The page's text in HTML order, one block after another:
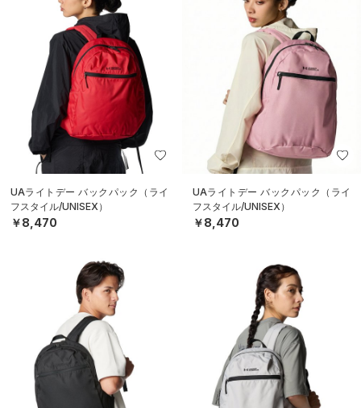
UAライトデー バックパック（ライ
フスタイル/UNISEX）
￥8,470
UAライトデー バックパック（ライ
フスタイル/UNISEX）
￥8,470